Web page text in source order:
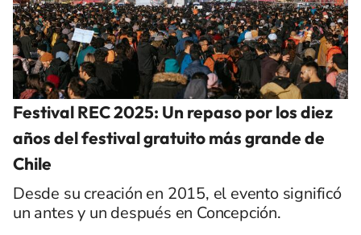
Festival REC 2025: Un repaso por los diez
años del festival gratuito más grande de
Chile
Desde su creación en 2015, el evento significó
un antes y un después en Concepción.